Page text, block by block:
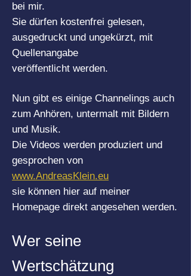
bei mir.
Sie dürfen kostenfrei gelesen,
ausgedruckt und ungekürzt, mit
Quellenangabe
veröffentlicht werden.
Nun gibt es einige Channelings auch
zum Anhören, untermalt mit Bildern
und Musik.
Die Videos werden produziert und
gesprochen von
www.AndreasKlein.eu
sie können hier auf meiner
Homepage direkt angesehen werden.
Wer seine
Wertschätzung